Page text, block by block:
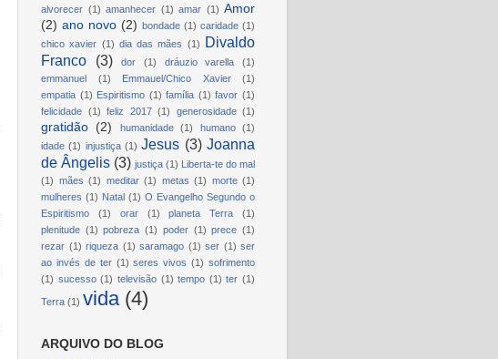
alvorecer (1) amanhecer (1) amar (1) Amor
(2) ano novo (2) bondade (1) caridade (1)
chico xavier (1) dia das mães (1) Divaldo
Franco
(3) dor (1) dráuzio varella
(1)
emmanuel
(1) Emmauel/Chico Xavier
(1)
empatia (1) Espiritismo (1) família (1) favor (1)
felicidade (1) feliz 2017 (1) generosidade (1)
gratidão (2) humanidade (1) humano
(1)
idade (1) injustiça (1) Jesus (3) Joanna
de Ângelis (3) justiça (1)
Liberta-te do mal
(1) mães (1) meditar (1) metas (1) morte (1)
mulheres (1) Natal (1) O Evangelho Segundo o
Espiritismo
(1) orar (1) planeta Terra
(1)
plenitude (1) pobreza (1) poder (1) prece (1)
rezar (1) riqueza (1) saramago (1) ser (1) ser
ao invés de ter (1) seres vivos (1) sofrimento
(1) sucesso (1) televisão (1) tempo (1) ter (1)
Terra (1) vida (4)
ARQUIVO DO BLOG